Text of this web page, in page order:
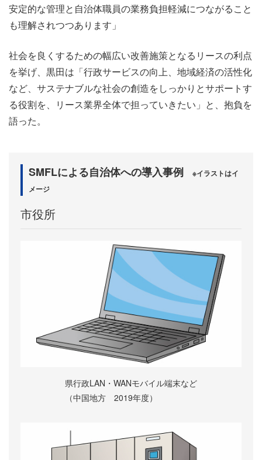
安定的な管理と自治体職員の業務負担軽減につながること
も理解されつつあります」
社会を良くするための幅広い改善施策となるリースの利点
を挙げ、黒田は「行政サービスの向上、地域経済の活性化
など、サステナブルな社会の創造をしっかりとサポートす
る役割を、リース業界全体で担っていきたい」と、抱負を
語った。
SMFLによる自治体への導入事例
※イラストはイ
メージ
市役所
県行政LAN・WANモバイル端末など
（中国地方 2019年度）